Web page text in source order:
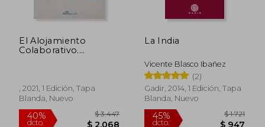
El Alojamiento
Colaborativo.
Turístico
, 2021, 1 Edición, Tapa
Blanda, Nuevo
La India
Vicente Blasco Ibañez
(2)
Gadir, 2014, 1 Edición, Tapa
Blanda, Nuevo